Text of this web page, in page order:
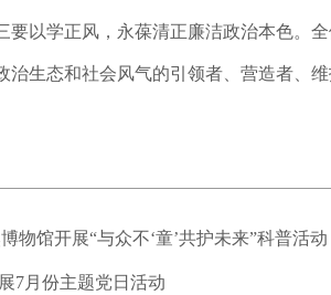
要以学正风，永葆清正廉洁政治本色。
治生态和社会风气的引领者、营造者、
物馆开展“与众不‘童’共护未来”科普活动
7月份主题党日活动